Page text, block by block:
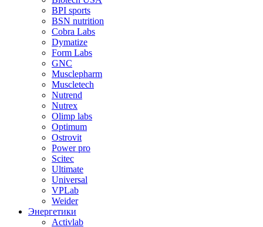
BPI sports
BSN nutrition
Cobra Labs
Dymatize
Form Labs
GNC
Musclepharm
Muscletech
Nutrend
Nutrex
Olimp labs
Optimum
Ostrovit
Power pro
Scitec
Ultimate
Universal
VPLab
Weider
Энергетики
Activlab